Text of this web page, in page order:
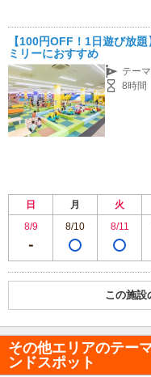
して一部時短営業を行って
営業時間が異なる場合がご
合がございますので、詳細は
【100円OFF！1日遊び放
ミリーにおすすめ
テー
8時間
日 月 火
8/9
8/10 8/11
この施設
その他エリアのテー
ンドスポット